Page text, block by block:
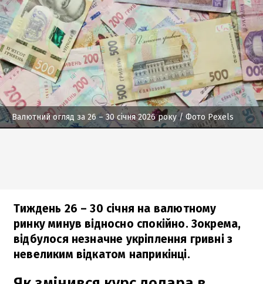
Валютний огляд за 26 – 30 січня 2026 року/ Фото Pexels
Тиждень 26 – 30 січня на валютному
ринку минув відносно спокійно. Зокрема,
відбулося незначне укріплення гривні з
невеликим відкатом наприкінці.